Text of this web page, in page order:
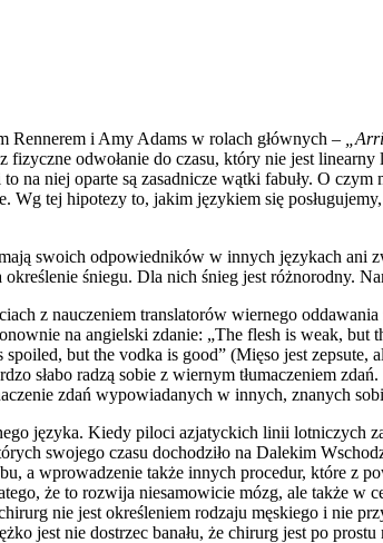
Rennerem i Amy Adams w rolach głównych –
odwołanie do czasu, który nie jest
na niej oparte są zasadnicze wątki fabuły. O
tej hipotezy to, jakim językiem się
swoich odpowiedników w innych językach ani
śniegu. Dla nich śnieg jest różnorodny.
z nauczeniem translatorów wiernego
na angielski zdanie: „The flesh is weak,
but the vodka is good” (Mięso jest
radzą sobie z wiernym tłumaczeniem
zdań wypowiadanych w innych, znanych
języka. Kiedy piloci azjatyckich linii lotniczych
swojego czasu dochodziło na Dalekim
a wprowadzenie także innych procedur, które z
że to rozwija niesamowicie mózg, ale także w
nie jest określeniem rodzaju męskiego i nie
jest nie dostrzec banału, że chirurg jest po prostu